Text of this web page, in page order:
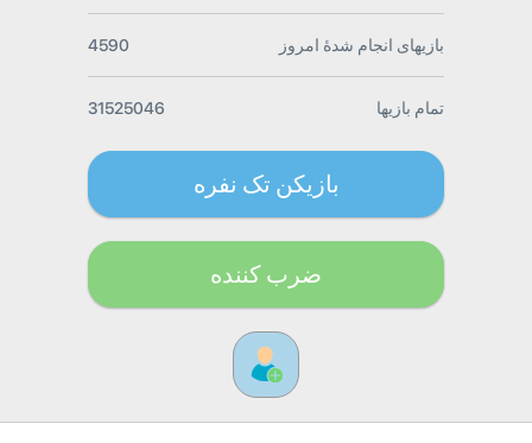
بازیهای انجام شدۀ امروز 4590
تمام بازیها 31525046
بازیکن تک نفره
ضرب کننده